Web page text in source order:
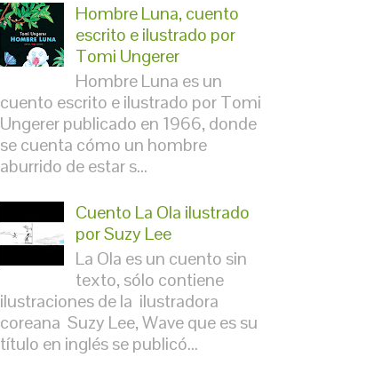
Hombre Luna, cuento
escrito e ilustrado por
Tomi Ungerer
Hombre Luna es un
cuento escrito e ilustrado por Tomi
Ungerer publicado en 1966, donde
se cuenta cómo un hombre
aburrido de estar s...
Cuento La Ola ilustrado
por Suzy Lee
La Ola es un cuento sin
texto, sólo contiene
ilustraciones de la ilustradora
coreana Suzy Lee, Wave que es su
título en inglés se publicó...